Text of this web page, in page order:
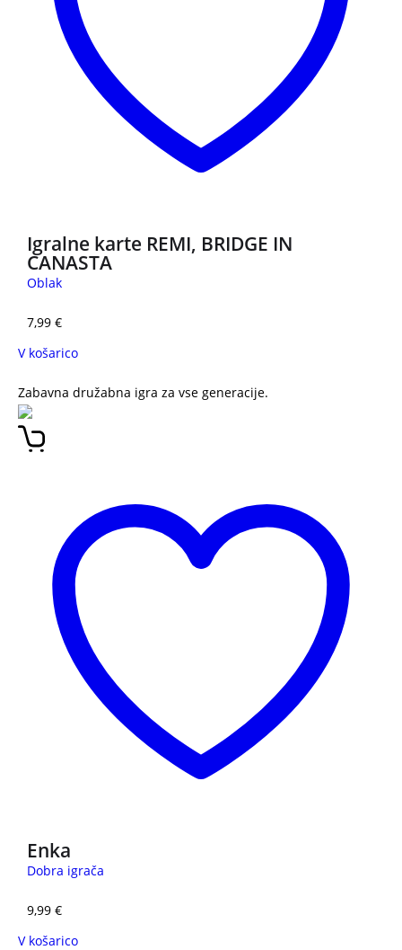
Igralne karte REMI, BRIDGE IN
CANASTA
Oblak
7,99 €
V košarico
Zabavna družabna igra za vse generacije.
Enka
Dobra igrača
9,99 €
V košarico